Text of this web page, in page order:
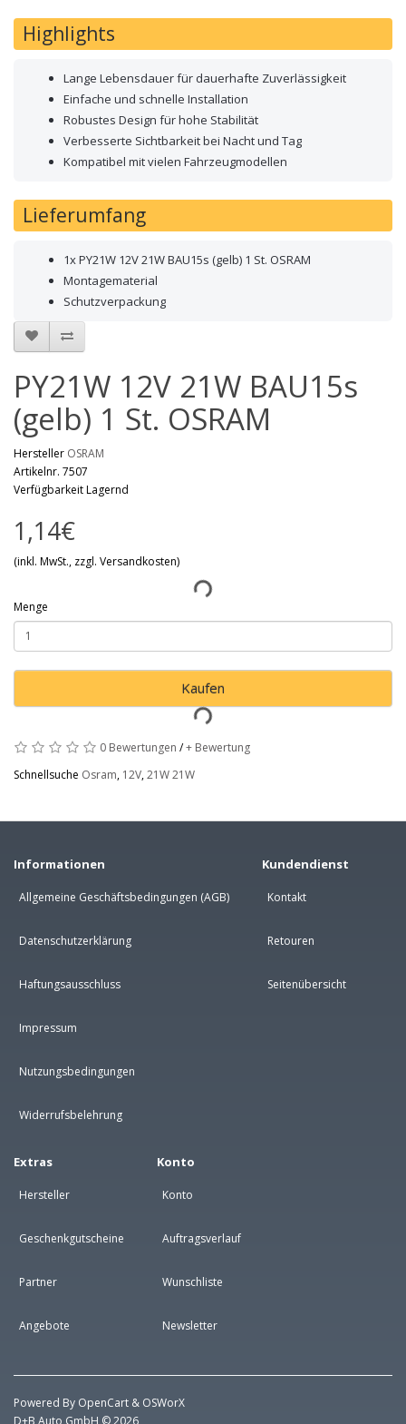
Highlights
Lange Lebensdauer für dauerhafte Zuverlässigkeit
Einfache und schnelle Installation
Robustes Design für hohe Stabilität
Verbesserte Sichtbarkeit bei Nacht und Tag
Kompatibel mit vielen Fahrzeugmodellen
Lieferumfang
1x PY21W 12V 21W BAU15s (gelb) 1 St. OSRAM
Montagematerial
Schutzverpackung
PY21W 12V 21W BAU15s
(gelb) 1 St. OSRAM
Hersteller OSRAM
Artikelnr. 7507
Verfügbarkeit Lagernd
1,14€
(inkl. MwSt., zzgl. Versandkosten)
Menge
Kaufen
0 Bewertungen /+ Bewertung
Schnellsuche Osram, 12V,21W 21W
Informationen
Allgemeine Geschäftsbedingungen (AGB)
Datenschutzerklärung
Haftungsausschluss
Impressum
Nutzungsbedingungen
Widerrufsbelehrung
Kundendienst
Kontakt
Retouren
Seitenübersicht
Extras
Hersteller
Geschenkgutscheine
Partner
Angebote
Konto
Konto
Auftragsverlauf
Wunschliste
Newsletter
Powered By OpenCart & OSWorX
D+B Auto GmbH © 2026